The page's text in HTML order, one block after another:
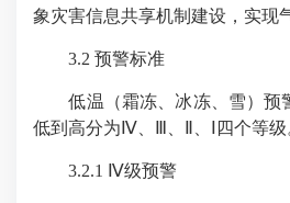
象灾害信息共享机制建设，实现
3.2 预警标准
低温（霜冻、冰冻、雪）预
低到高分为Ⅳ、Ⅲ、Ⅱ、Ⅰ四个等级
3.2.1 Ⅳ级预警